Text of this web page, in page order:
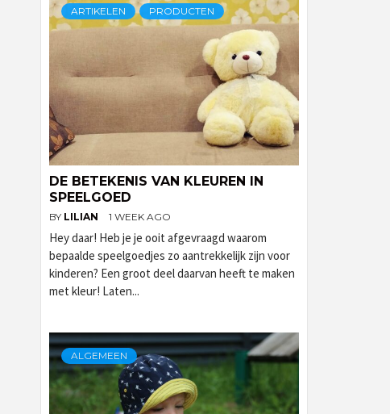
ARTIKELEN PRODUCTEN
DE BETEKENIS VAN KLEUREN IN
SPEELGOED
BY LILIAN 1 WEEK AGO
Hey daar! Heb je je ooit afgevraagd waarom
bepaalde speelgoedjes zo aantrekkelijk zijn voor
kinderen? Een groot deel daarvan heeft te maken
met kleur! Laten...
ALGEMEEN